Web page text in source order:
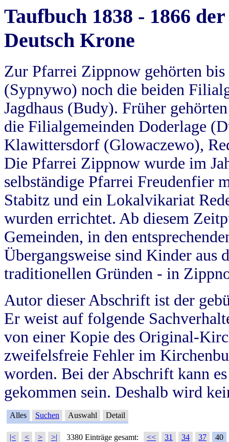
Taufbuch 1838 - 1866
Deutsch Krone
Zur Pfarrei Zippnow gehörten
(Sypnywo) noch die beiden
Jagdhaus (Budy). Früher
die Filialgemeinden Doderlage
Klawittersdorf (Glowaczewo),
Die Pfarrei Zippnow wurde im
selbständige Pfarrei Freudenfier
Stabitz und ein Lokalvikariat
wurden errichtet. Ab diesem
Gemeinden, in den
Übergangsweise sind Kinder aus
traditionellen Gründen - in
Autor dieser Abschrift ist der
Er weist auf folgende
von einer Kopie des Original-
zweifelsfreie Fehler im
worden. Bei der Abschrift kann
gekommen sein. Deshalb wird
Alles Suchen Auswahl Detail
|< < > >| 3380 Einträge gesamt: << 31 34 37
40